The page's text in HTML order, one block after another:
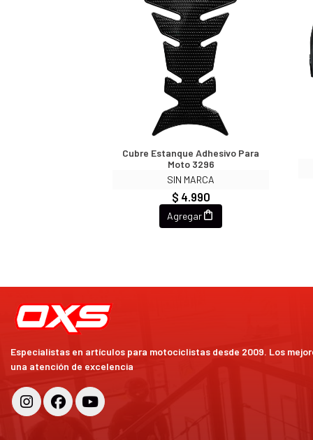
Cubre Estanque Adhesivo Para
Moto 3296
SIN MARCA
$ 4.990
Agregar
Especialistas en artículos para motociclistas desde 2009. Los
una atención de excelencia